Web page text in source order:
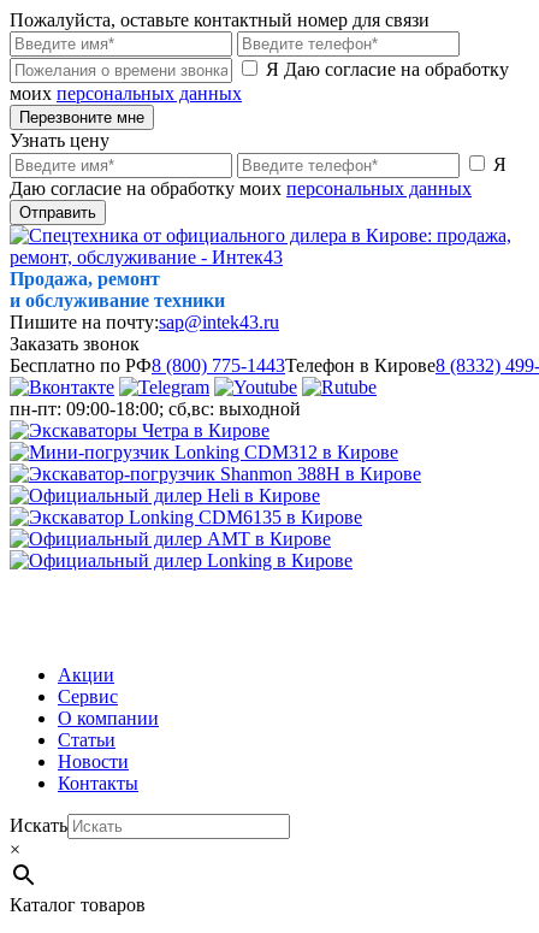
Пожалуйста, оставьте контактный номер для связи
Я Даю согласие на обработку
моих персональных данных
Перезвоните мне
Узнать цену
Я
Даю согласие на обработку моих персональных данных
Отправить
Продажа, ремонт
и обслуживание техники
Пишите на почту:sap@intek43.ru
Заказать звонок
Бесплатно по РФ8 (800) 775-1443Телефон в Кирове8 (8332)
пн-пт: 09:00-18:00; сб,вс: выходной
Акции
Сервис
О компании
Статьи
Новости
Контакты
Искать
×
Каталог товаров